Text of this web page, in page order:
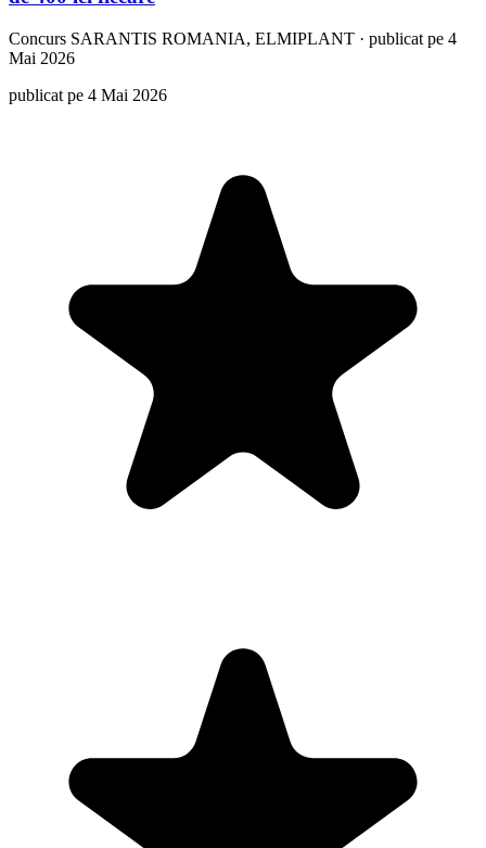
Concurs SARANTIS ROMANIA, ELMIPLANT · publicat pe 4
Mai 2026
publicat pe 4 Mai 2026